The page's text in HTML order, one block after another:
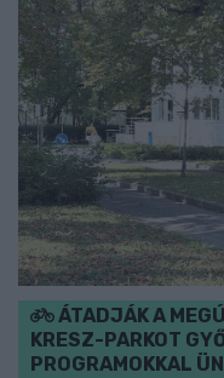
ÁTADJÁK A
KRESZ-PARKOT
PROGRAMOKKAL